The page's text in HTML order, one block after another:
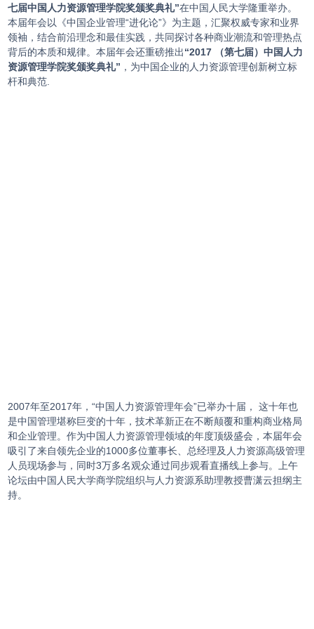
七届中国人力资源管理学院奖颁奖典礼”在中国人民大学隆重举办。
本届年会以《中国企业管理“进化论”》为主题，汇聚权威专家和业界
领袖，结合前沿理念和最佳实践，共同探讨各种商业潮流和管理热点
背后的本质和规律。本届年会还重磅推出“2017 （第七届）中国人力
资源管理学院奖颁奖典礼” ，为中国企业的人力资源管理创新树立标
杆和典范.
2007年至2017年，“中国人力资源管理年会”已举办十届， 这十年也
是中国管理堪称巨变的十年，技术革新正在不断颠覆和重构商业格局
和企业管理。作为中国人力资源管理领域的年度顶级盛会，本届年会
吸引了来自领先企业的1000多位董事长、总经理及人力资源高级管理
人员现场参与，同时3万多名观众通过同步观看直播线上参与。上午
论坛由中国人民大学商学院组织与人力资源系助理教授曹潇云担纲主
持。